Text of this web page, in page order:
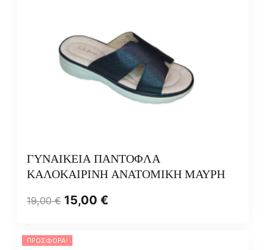
ΓΥΝΑΙΚΕΙΑ ΠΑΝΤΟΦΛΑ
ΚΑΛΟΚΑΙΡΙΝΗ ΑΝΑΤΟΜΙΚΗ ΜΑΥΡΗ
19,00€ 15,00 €
ΠΡΟΣΦΟΡΆ!